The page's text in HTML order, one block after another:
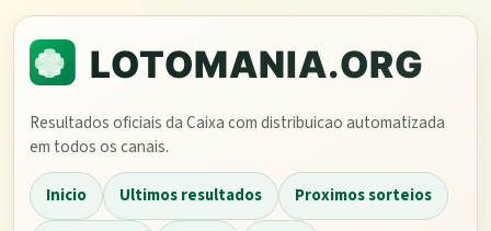
Resultados oficiais da Caixa com distribuicao automatizada
em todos os canais.
Inicio Ultimos resultados Proximos sorteios